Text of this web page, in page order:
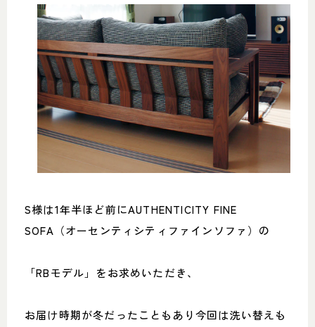
S様は1年半ほど前にAUTHENTICITY FINE
SOFA（オーセンティシティファインソファ）の
「RBモデル」をお求めいただき、
お届け時期が冬だったこともあり今回は洗い替えも